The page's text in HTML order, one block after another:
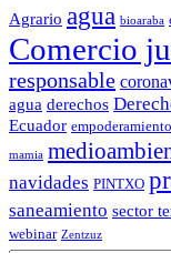
Agrario agua bioaraba
Comercio
responsable
agua derechos
Ecuador empoderamiento
mamia
navidades PINTXO
saneamiento sector
webinar Zentzuz